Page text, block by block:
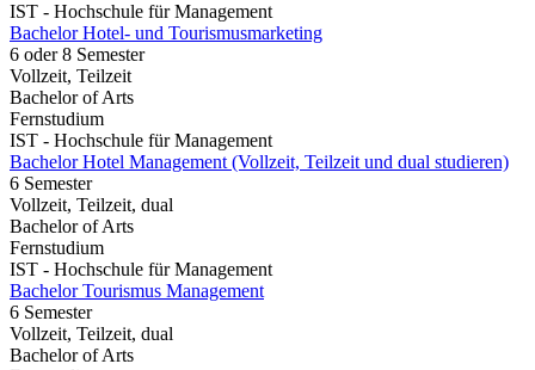
IST - Hochschule für Management
Bachelor Hotel- und Tourismusmarketing
6 oder 8 Semester
Vollzeit, Teilzeit
Bachelor of Arts
Fernstudium
IST - Hochschule für Management
Bachelor Hotel Management (Vollzeit, Teilzeit und dual studieren)
6 Semester
Vollzeit, Teilzeit, dual
Bachelor of Arts
Fernstudium
IST - Hochschule für Management
Bachelor Tourismus Management
6 Semester
Vollzeit, Teilzeit, dual
Bachelor of Arts